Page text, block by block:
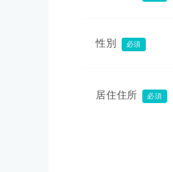
性別 必須
居住住所 必須